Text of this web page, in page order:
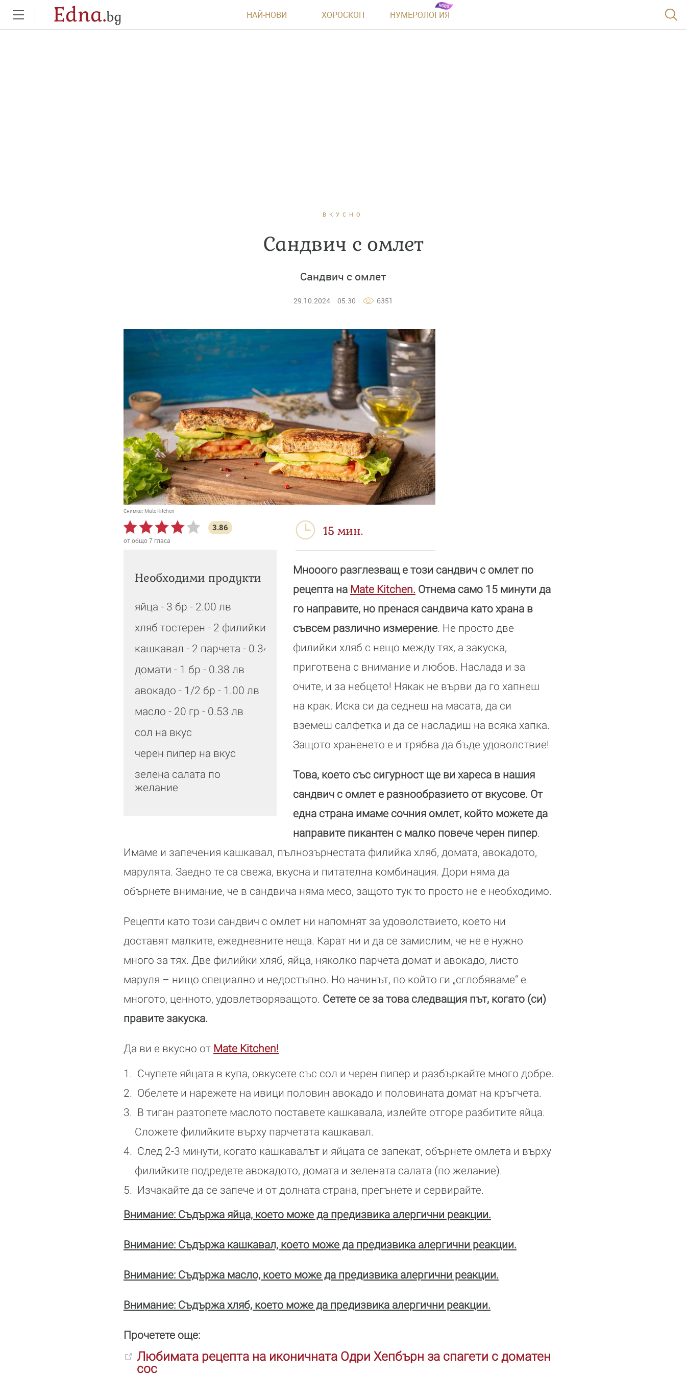
Edna.bg НАЙ-НОВИ ХОРОСКОП НУМЕРОЛОГИЯ
ВКУСНО
Сандвич с омлет
Сандвич с омлет
29.10.2024 05:30 6351
Снимка: Mate Kitchen
3.86
от общо7 гласа
15 мин.
Необходими продукти
яйца - 3 бр - 2.00 лв
хляб тостерен - 2 филийки - 0.06 лв
кашкавал - 2 парчета - 0.34 лв
домати - 1 бр - 0.38 лв
авокадо - 1/2 бр - 1.00 лв
масло - 20 гр - 0.53 лв
сол на вкус
черен пипер на вкус
зелена салата по
желание
Мнооого разглезващ е този сандвич с омлет по
рецепта на Mate Kitchen. Отнема само 15 минути да
го направите, но пренася сандвича като храна в
съвсем различно измерение. Не просто две
филийки хляб с нещо между тях, а закуска,
приготвена с внимание и любов. Наслада и за
очите, и за небцето! Някак не върви да го хапнеш
на крак. Иска си да седнеш на масата, да си
вземеш салфетка и да се насладиш на всяка хапка.
Защото храненето е и трябва да бъде удоволствие!
Това, което със сигурност ще ви хареса в нашия
сандвич с омлет е разнообразието от вкусове. От
една страна имаме сочния омлет, който можете да
направите пикантен с малко повече черен пипер.
Имаме и запечения кашкавал, пълнозърнестата филийка хляб, домата, авокадото,
марулята. Заедно те са свежа, вкусна и питателна комбинация. Дори няма да
обърнете внимание, че в сандвича няма месо, защото тук то просто не е необходимо.
Рецепти като този сандвич с омлет ни напомнят за удоволствието, което ни
доставят малките, ежедневните неща. Карат ни и да се замислим, че не е нужно
много за тях. Две филийки хляб, яйца, няколко парчета домат и авокадо, листо
маруля – нищо специално и недостъпно. Но начинът, по който ги „сглобяваме“ е
многото, ценното, удовлетворяващото. Сетете се за това следващия път, когато (си)
правите закуска.
Да ви е вкусно от Mate Kitchen!
Счупете яйцата в купа, овкусете със сол и черен пипер и разбъркайте много добре.
Обелете и нарежете на ивици половин авокадо и половината домат на кръгчета.
В тиган разтопете маслото поставете кашкавала, излейте отгоре разбитите яйца.
Сложете филийките върху парчетата кашкавал.
След 2-3 минути, когато кашкавалът и яйцата се запекат, обърнете омлета и върху
филийките подредете авокадото, домата и зелената салата (по желание).
Изчакайте да се запече и от долната страна, прегънете и сервирайте.
Внимание: Съдържа яйца, което може да предизвика алергични реакции.
Внимание: Съдържа кашкавал, което може да предизвика алергични реакции.
Внимание: Съдържа масло, което може да предизвика алергични реакции.
Внимание: Съдържа хляб, което може да предизвика алергични реакции.
Прочетете още:
Любимата рецепта на иконичната Одри Хепбърн за спагети с доматен
сос